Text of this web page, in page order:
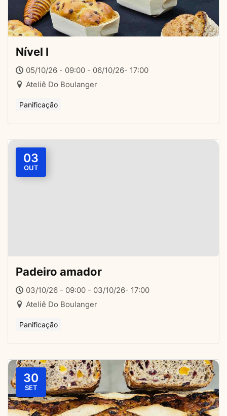
Nível I
05/10/26 - 09:00 - 06/10/26- 17:00
Ateliê Do Boulanger
Panificação
03
OUT
Padeiro amador
03/10/26 - 09:00 - 03/10/26- 17:00
Ateliê Do Boulanger
Panificação
30
SET